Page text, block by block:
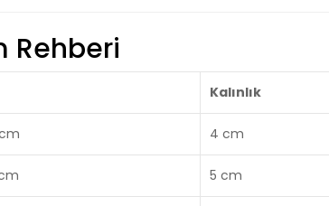
Rehberi
Kalınlık
4 cm
5 cm